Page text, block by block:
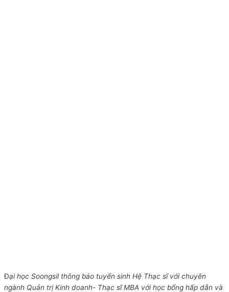
Đại học Soongsil thông báo tuyển sinh Hệ Thạc sĩ với chuyên
ngành Quản trị Kinh doanh- Thạc sĩ MBA với học bổng hấp dẫn và